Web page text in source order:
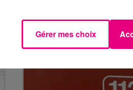
Gérer mes choix